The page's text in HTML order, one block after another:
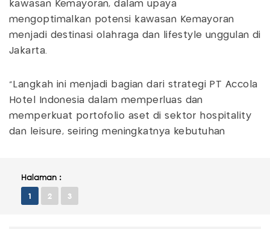
kawasan Kemayoran, dalam upaya
mengoptimalkan potensi kawasan Kemayoran
menjadi destinasi olahraga dan lifestyle unggulan di
Jakarta.
"Langkah ini menjadi bagian dari strategi PT Accola
Hotel Indonesia dalam memperluas dan
memperkuat portofolio aset di sektor hospitality
dan leisure, seiring meningkatnya kebutuhan
Halaman :
1 2 3